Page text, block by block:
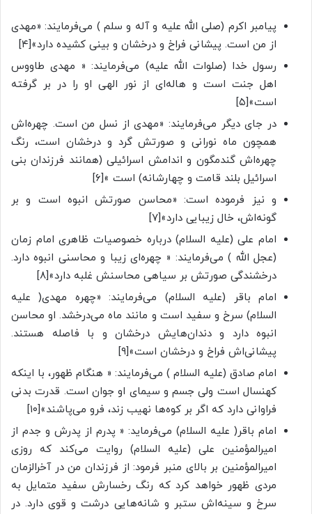
پیامبر اکرم (صلی الله علیه و آله و سلم ) می‌فرمایند: «مهدی
از من است. پیشانی فراخ و درخشان و بینی کشیده دارد»[۴]
رسول خدا (صلوات الله علیه) می‌فرمایند: « مهدی طاووس
اهل جنت است و هاله‌ای از نور الهی او را در بر گرفته
است»[۵]
در جای دیگر می‌فرمایند: «مهدی از نسل من است. چهره‌اش
همچون ماه نورانی و صورتش گرد و درخشان است، رنگ
چهره‌اش گندمگون و اندامش اسرائیلی (همانند فرزندان بنی
اسرائیل بلند قامت و چهارشانه) است »[۶]
و نیز فرموده است: «محاسن صورتش انبوه است و بر
گونه‌اش، خال زیبایی دارد»[۷]
امام علی (علیه السلام) درباره خصوصیات ظاهری امام زمان
(عجل الله ) می‌فرمایند: « چهره‌ای زیبا و محاسنی انبوه دارد.
درخشندگی صورتش بر سیاهی محاسنش غلبه دارد»[۸]
امام باقر (علیه السلام) می‌فرمایند: «چهره مهدی( علیه
السلام) سرخ و سفید است و مانند ماه می‌درخشد. او محاسن
انبوه دارد و دندان‌هایش درخشان و با فاصله هستند.
پیشانی‌اش فراخ و درخشان است»[۹]
امام صادق (علیه السلام ) می‌فرمایند: « هنگام ظهور، با اینکه
کهنسال است ولی جسم و سیمای او جوان است. قدرت بدنی
فراوانی دارد که اگر بر کوه‌ها نهیب زند، فرو می‌پاشند»[۱۰]
امام باقر( علیه السلام) می‌فرماید: « پدرم از پدرش و جدم از
امیرالمؤمنین علی (علیه السلام) روایت می‌کند که روزی
امیرالمؤمنین بر بالای منبر فرمود: از فرزندان من در آخرالزمان
مردی ظهور خواهد کرد که رنگ رخسارش سفید متمایل به
سرخ و سینه‌اش ستبر و شانه‌هایی درشت و قوی دارد. در